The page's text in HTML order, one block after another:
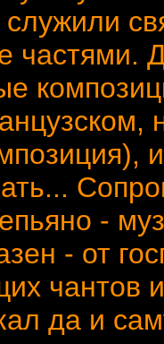
служили
частями.
-
- от
чантов
да и